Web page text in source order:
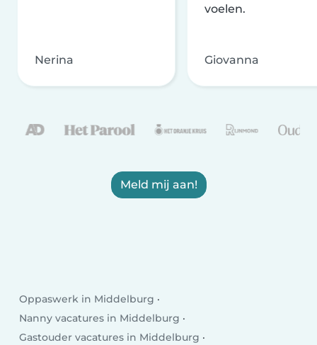
Nerina
voelen.
Giovanna
Meld mij aan!
Oppaswerk in Middelburg
Nanny vacatures in Middelburg
Gastouder vacatures in Middelburg